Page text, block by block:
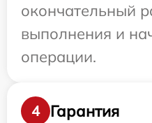
окончательный
выполнения и
операции.
4
Гарантия